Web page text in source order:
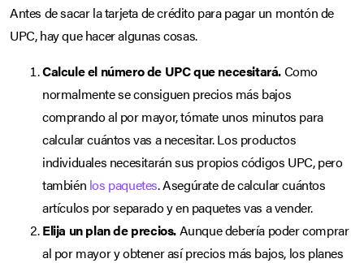
Antes de sacar la tarjeta de crédito para pagar un montón de
UPC, hay que hacer algunas cosas.
Calcule el número de UPC que necesitará.Como
normalmente se consiguen precios más bajos
comprando al por mayor, tómate unos minutos para
calcular cuántos vas a necesitar. Los productos
individuales necesitarán sus propios códigos UPC, pero
también los paquetes. Asegúrate de calcular cuántos
artículos por separado y en paquetes vas a vender.
Elija un plan de precios.Aunque debería poder comprar
al por mayor y obtener así precios más bajos, los planes